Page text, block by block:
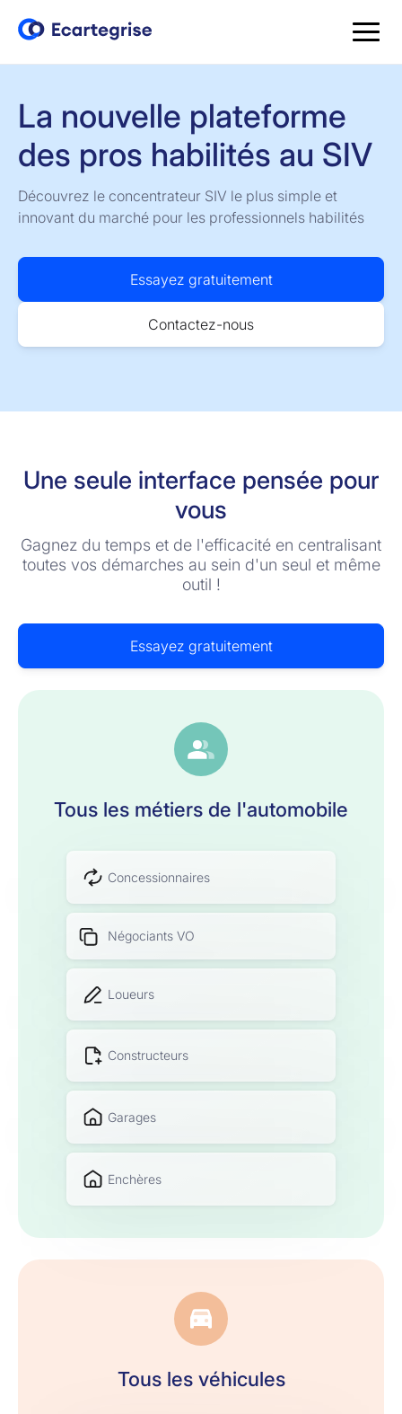
La nouvelle plateforme
des pros habilités au SIV
Découvrez le concentrateur SIV le plus simple et
innovant du marché pour les professionnels habilités
Essayez gratuitement
Contactez-nous
Une seule interface pensée pour
vous
Gagnez du temps et de l'efficacité en centralisant
toutes vos démarches au sein d'un seul et même
outil !
Essayez gratuitement
Tous les métiers de l'automobile
Concessionnaires
Négociants VO
Loueurs
Constructeurs
Garages
Enchères
Tous les véhicules